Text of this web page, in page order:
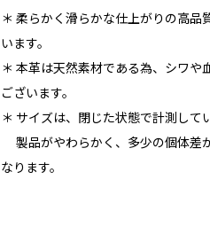
＊ 柔らかく滑らかな仕上がりの高品
います。
＊ 本革は天然素材である為、シワや
ございます。
＊ サイズは、閉じた状態で計測して
製品がやわらかく、多少の個体差
なります。